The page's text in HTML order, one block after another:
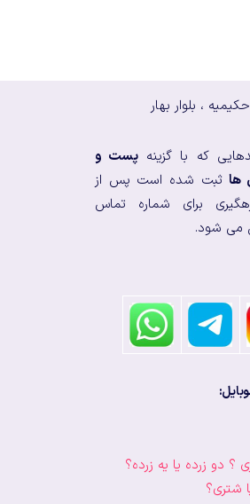
، بلوار بهار
که با گزینه پست و
هاثبت شده است پس از
برای شماره تماس
می شود.
؟ دو زرده یا یه زرده؟
شتری؟